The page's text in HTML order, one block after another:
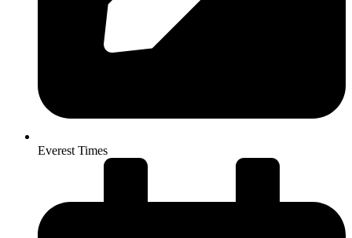
Everest Times